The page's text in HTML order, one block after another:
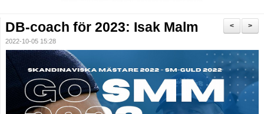
>
<
DB-coach för 2023: Isak Malm
2022-10-05 15:28